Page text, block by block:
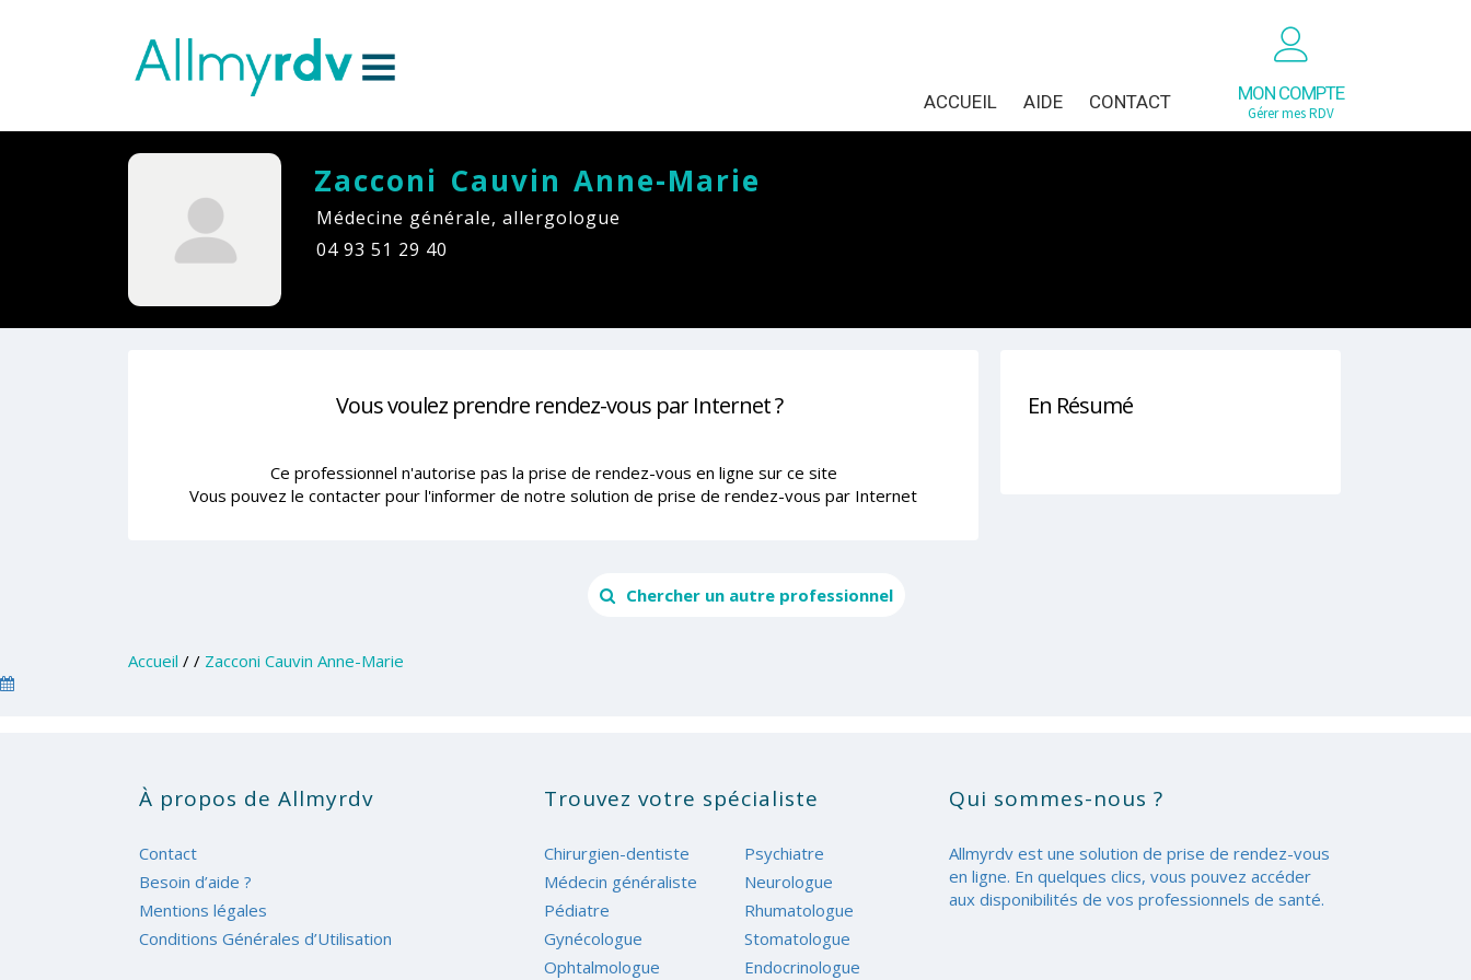
MON COMPTE
Gérer mes RDV
ACCUEIL AIDE CONTACT
Zacconi Cauvin Anne-Marie
Médecine générale, allergologue
04 93 51 29 40
En Résumé
Vous voulez prendre rendez-vous par Internet ?
Ce professionnel n'autorise pas la prise de rendez-vous en ligne sur ce site
Vous pouvez le contacter pour l'informer de notre solution de prise de rendez-vous par Internet
Chercher un autre professionnel
Accueil / / Zacconi Cauvin Anne-Marie
À propos de Allmyrdv
Contact
Besoin d’aide ?
Mentions légales
Conditions Générales d’Utilisation
Trouvez votre spécialiste
Chirurgien-dentiste
Médecin généraliste
Pédiatre
Gynécologue
Ophtalmologue
Psychiatre
Neurologue
Rhumatologue
Stomatologue
Endocrinologue
Qui sommes-nous ?
Allmyrdv est une solution de prise de rendez-vous
en ligne. En quelques clics, vous pouvez accéder
aux disponibilités de vos professionnels de santé.